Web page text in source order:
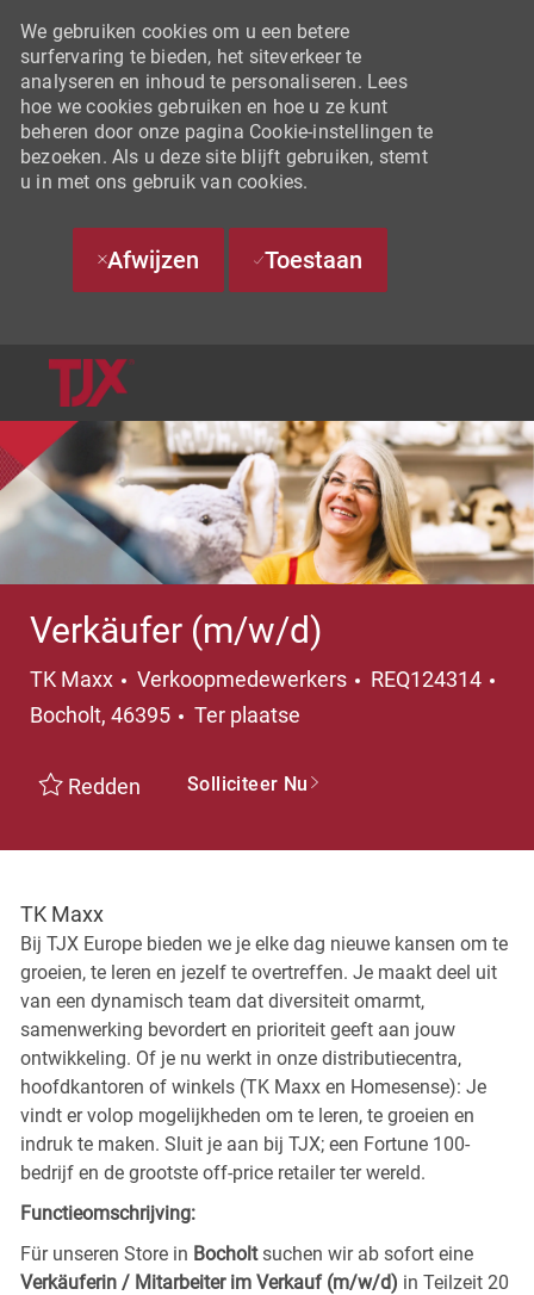
We gebruiken cookies om u een betere
surfervaring te bieden, het siteverkeer te
analyseren en inhoud te personaliseren. Lees
hoe we cookies gebruiken en hoe u ze kunt
beheren door onze pagina Cookie-instellingen te
bezoeken. Als u deze site blijft gebruiken, stemt
u in met ons gebruik van cookies.
Afwijzen Toestaan
Verkäufer (m/w/d)
TK Maxx Categorie
Verkoopmedewerkers
REQ124314
Plaats
Bocholt, 46395 Ter plaatse
Redden Solliciteer Nu
TK Maxx
Bij TJX Europe bieden we je elke dag nieuwe kansen om te
groeien, te leren en jezelf te overtreffen. Je maakt deel uit
van een dynamisch team dat diversiteit omarmt,
samenwerking bevordert en prioriteit geeft aan jouw
ontwikkeling. Of je nu werkt in onze distributiecentra,
hoofdkantoren of winkels (TK Maxx en Homesense): Je
vindt er volop mogelijkheden om te leren, te groeien en
indruk te maken. Sluit je aan bij TJX; een Fortune 100-
bedrijf en de grootste off-price retailer ter wereld.
Functieomschrijving:
Für unseren Store in Bocholt suchen wir ab sofort eine
Verkäuferin / Mitarbeiter im Verkauf (m/w/d) in Teilzeit 20